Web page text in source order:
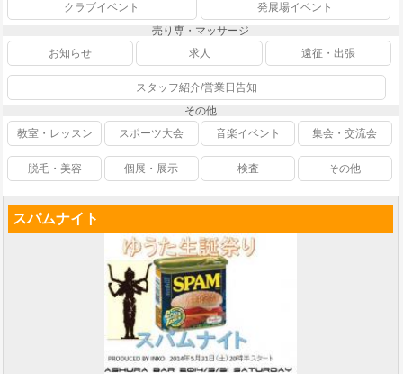
クラブイベント
発展場イベント
売り専・マッサージ
お知らせ
求人 遠征・出張
スタッフ紹介/営業日告知
その他
教室・レッスン
スポーツ大会 音楽イベント 集会・交流会
脱毛・美容 個展・展示 検査 その他
スパムナイト